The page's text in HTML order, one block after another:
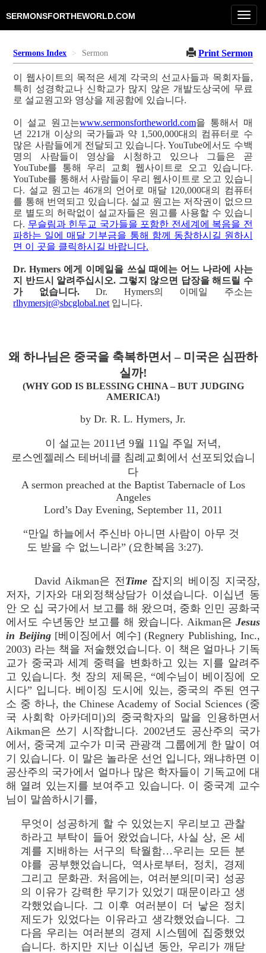
SERMONSFORTHEWORLD.COM
Sermons Index Sermon Print Sermon
이 웹사이트의 목적은 세계 각국의 선교사들과 목회자들,
특히 성경학교나 신학교가 많지 않은 개발도상국에 무료
로 설교원고와 영상을 제공함에 있습니다.
이 설교 원고는www.sermonsfortheworld.com을 통해서 매
년 221개 이상의 국가들과 약 1,500,000대의 컴퓨터로 수
많은 사람들에게 전달되고 있습니다. YouTube에서도 수백
명의 사람들이 영상을 시청하고 있으나 그들은 곧
YouTube를 통해 우리 교회 웹사이트로 오고 있습니다.
YouTube를 통해서 사람들이 우리 웹사이트로 오고 있습니
다. 설교 원고는 46개의 언어로 매달 120,000대의 컴퓨터
를 통해 번역되고 있습니다. 설교 원고는 저작권이 없으므
로 별도의 허락없이 설교자들은 원고를 사용할 수 있습니
다. 무슬림과 힌두교 국가들을 포함한 전세계에 복음을 전
파하는 일에 매달 기부금을 통해 함께 동참하시길 원하시
면 이 곳을 클릭하시길 바랍니다.
Dr. Hymers 에게 이메일을 쓰실 때에는 어느 나라에 사는
지 반드시 알려주십시오. 그렇지 않으면 답장을 해드릴 수
가 없습니다.Dr. Hymers의 이메일 주소는
rlhymersjr@sbcglobal.net 입니다.
왜 하나님은 중국을 축복하면서 – 미국은 심판하
실까!
(WHY GOD IS BLESSING CHINA – BUT JUDGING
AMERICA!)
by Dr. R. L. Hymers, Jr.
이 설교는 2011년 9월 11일 주일 저녁,
로스엔젤레스 테버네클 침례교회에서 선포되었습니
다
A sermon preached at the Baptist Tabernacle of Los
Angeles
Lord’s Day Evening, September 11, 2011
“만일 하늘에서 주신바 아니면 사람이 아무 것
도 받을 수 없느니라” (요한복음 3:27).
David Aikman은 전Time잡지의 베이징 지국장,
저자, 기자와 대외정책상담가 이셨습니다. 이십년 동
안 오 십 국가에서 보고를 해 왔으며, 중화 인민 공화국
에서도 수년동안 보고를 해 왔습니다. Aikman은 Jesus
in Beijing[베이징에서 예수] (Regnery Publishing, Inc.,
2003) 라는 책을 저술했었습니다. 이 책은 얼마나 기독
교가 중국과 세계 중력을 변화하고 있는 지를 알려주
고 있습니다. 첫 장의 제목은, “예수님이 베이징에 오
시다” 입니다. 베이징 도시에 있는, 중국의 주된 연구
소 중 하나, the Chinese Academy of Social Sciences (중
국 사회학 아카데미)의 중국학자의 말을 인용하면서
Aikman은 쓰기 시작합니다. 2002년도 공산주의 국가
에서, 중국계 교수가 미국 관광객 그룹에게 한 말이 여
기 있습니다. 이 말은 놀라운 선언 입니다, 왜냐하면 이
공산주의 국가에서 얼마나 많은 학자들이 기독교에 대
해 열려 있는지를 보여주고 있습니다. 이 중국계 교수
님이 말씀하시기를,
무엇이 성공하게 할 수 있었는지 우리보고 관찰
하라고 부탁이 들어 왔었습니다, 사실 상, 온 세
계를 지배하는 서구의 탁월함…우리는 모든 분
야를 공부했었습니다, 역사로부터, 정치, 경제
그리고 문화관. 처음에는, 여러분의[미국] 성공
의 이유가 강력한 무기가 있었기 때문이라고 생
각했었습니다. 그 이후 여러분이 더 낳은 정치
제도가 있었다는 이유라고 생각했었습니다. 그
다음 우리는 여러분의 경제 시스템에 집중했었
습니다. 하지만 지난 이십년 동안, 우리가 깨닫